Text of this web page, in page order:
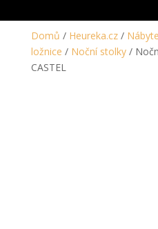
Domů / Heureka.cz/
ložnice / Noční stolky/
CASTEL